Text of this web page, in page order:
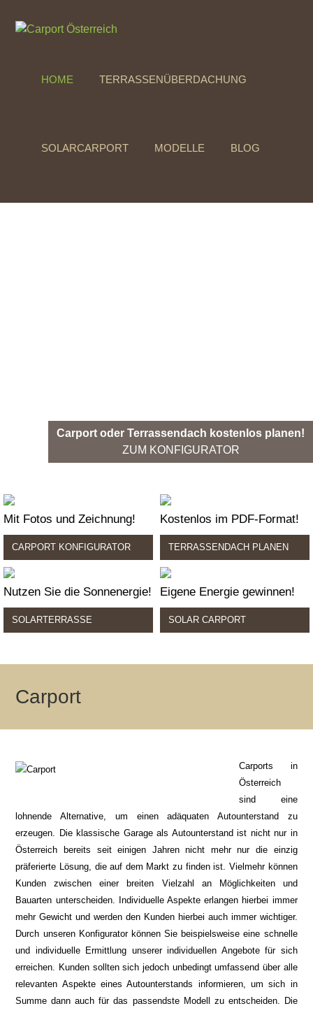
HOME TERRASSENÜBERDACHUNG
SOLARCARPORT MODELLE BLOG
Carport oder Terrassendach kostenlos planen!
ZUM KONFIGURATOR
Mit Fotos und Zeichnung!
CARPORT KONFIGURATOR
Kostenlos im PDF-Format!
TERRASSENDACH PLANEN
Nutzen Sie die Sonnenergie!
SOLARTERRASSE
Eigene Energie gewinnen!
SOLAR CARPORT
Carport
Carports in
Österreich
sind eine
lohnende Alternative, um einen adäquaten Autounterstand zu
erzeugen. Die klassische Garage als Autounterstand ist nicht nur in
Österreich bereits seit einigen Jahren nicht mehr nur die einzig
präferierte Lösung, die auf dem Markt zu finden ist. Vielmehr können
Kunden zwischen einer breiten Vielzahl an Möglichkeiten und
Bauarten unterscheiden. Individuelle Aspekte erlangen hierbei immer
mehr Gewicht und werden den Kunden hierbei auch immer wichtiger.
Durch unseren Konfigurator können Sie beispielsweise eine schnelle
und individuelle Ermittlung unserer individuellen Angebote für sich
erreichen. Kunden sollten sich jedoch unbedingt umfassend über alle
relevanten Aspekte eines Autounterstands informieren, um sich in
Summe dann auch für das passendste Modell zu entscheiden. Die